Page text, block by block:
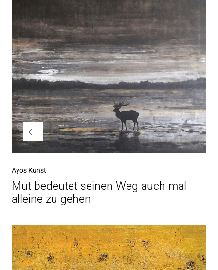
Ayos Kunst
Mut bedeutet seinen Weg auch mal
alleine zu gehen